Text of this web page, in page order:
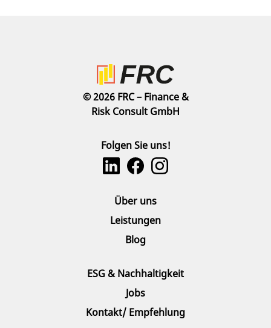
© 2026 FRC – Finance &
Risk Consult GmbH
Folgen Sie uns!
Über uns
Leistungen
Blog
ESG & Nachhaltigkeit
Jobs
Kontakt/ Empfehlung